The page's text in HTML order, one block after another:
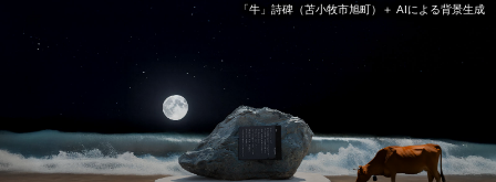
「牛」詩碑（苫小牧市旭町）＋ AIによる背景生成